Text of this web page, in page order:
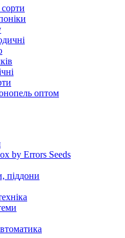
оптом
by Errors Seeds
піддони